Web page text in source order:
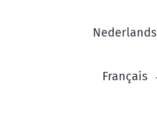
Nederlands
Français